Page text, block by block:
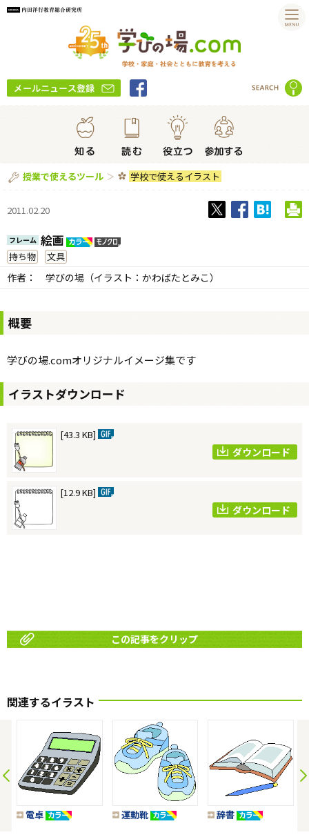
授業で使えるツール 学校で使えるイラスト
2011.02.20
フレーム 絵画
持ち物 文具
作者： 学びの場（イラスト：かわばたとみこ）
概要
学びの場.comオリジナルイメージ集です
イラストダウンロード
[43.3 KB]
ダウンロード
[12.9 KB]
ダウンロード
この記事をクリップ
関連するイラスト
電卓 運動靴 辞書